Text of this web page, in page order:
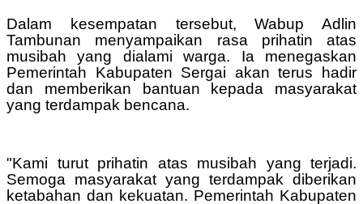
Dalam kesempatan tersebut, Wabup Adlin
Tambunan menyampaikan rasa prihatin atas
musibah yang dialami warga. Ia menegaskan
Pemerintah Kabupaten Sergai akan terus hadir
dan memberikan bantuan kepada masyarakat
yang terdampak bencana.
"Kami turut prihatin atas musibah yang terjadi.
Semoga masyarakat yang terdampak diberikan
ketabahan dan kekuatan. Pemerintah Kabupaten